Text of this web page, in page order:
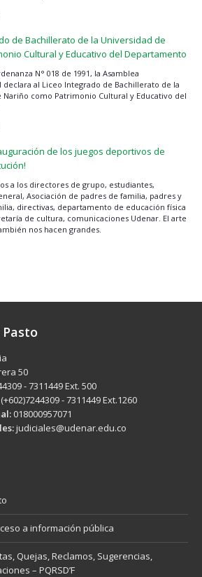
de Bachillerato de la Universidad de
Cultural y Educativo del Departamento
N° 018 de 1991, la Asamblea
declara al Liceo Integrado de Bachillerato de la
Nariño como Patrimonio Cultural y Educativo del
de los juegos deportivos de
a los directores de grupo, estudiantes,
Asociación de padres de familia, padres y
directivas, departamento de educación física
de cultura, comunicaciones Udenar. El arte
nos hacen grandes.
50
- 7311449 Ext. 500
(+602)7244309 - 7311449 Ext.1260
018000957071
judiciales@udenar.edu.co
a información pública
Quejas, Reclamos, Sugerencias,
– PQRSD’F